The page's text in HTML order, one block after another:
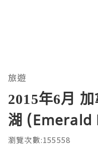
旅遊
2015年6月
湖 (Emerald
瀏覽次數:155558